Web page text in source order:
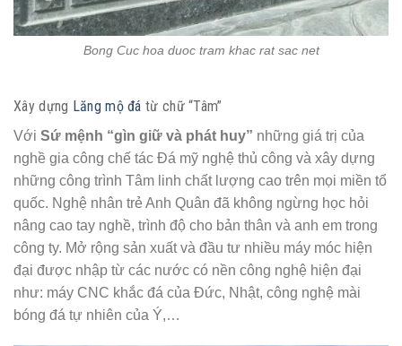
Bong Cuc hoa duoc tram khac rat sac net
Xây dựng Lăng mộ đá từ chữ “Tâm”
Với Sứ mệnh “gìn giữ và phát huy” những giá trị của
nghề gia công chế tác Đá mỹ nghệ thủ công và xây dựng
những công trình Tâm linh chất lượng cao trên mọi miền tổ
quốc. Nghệ nhân trẻ Anh Quân đã không ngừng học hỏi
nâng cao tay nghề, trình độ cho bản thân và anh em trong
công ty. Mở rộng sản xuất và đầu tư nhiều máy móc hiện
đại được nhập từ các nước có nền công nghệ hiện đại
như: máy CNC khắc đá của Đức, Nhật, công nghệ mài
bóng đá tự nhiên của Ý,…